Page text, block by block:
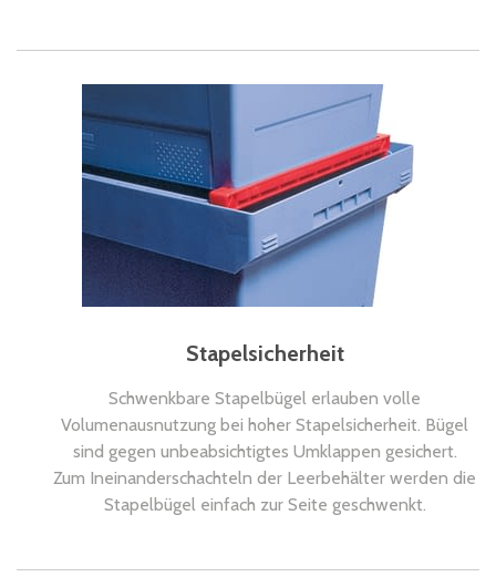
Stapelsicherheit
Schwenkbare Stapelbügel erlauben volle
Volumenausnutzung bei hoher Stapelsicherheit. Bügel
sind gegen unbeabsichtigtes Umklappen gesichert.
Zum Ineinanderschachteln der Leerbehälter werden die
Stapelbügel einfach zur Seite geschwenkt.